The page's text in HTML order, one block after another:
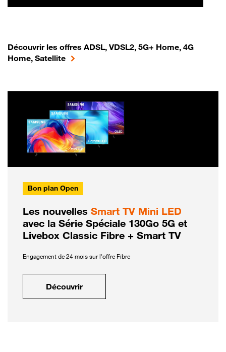
Découvrir les offres ADSL, VDSL2, 5G+ Home, 4G
Home, Satellite
Bon plan Open
Les nouvelles Smart TV Mini LED
avec la Série Spéciale 130Go 5G et
Livebox Classic Fibre + Smart TV
Engagement de 24 mois sur l'offre Fibre
Découvrir